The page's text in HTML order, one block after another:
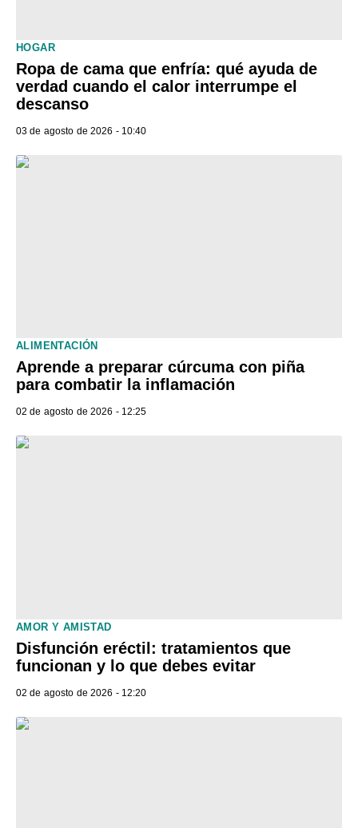
HOGAR
Ropa de cama que enfría: qué ayuda de
verdad cuando el calor interrumpe el
descanso
03 de agosto de 2026 - 10:40
ALIMENTACIÓN
Aprende a preparar cúrcuma con piña
para combatir la inflamación
02 de agosto de 2026 - 12:25
AMOR Y AMISTAD
Disfunción eréctil: tratamientos que
funcionan y lo que debes evitar
02 de agosto de 2026 - 12:20